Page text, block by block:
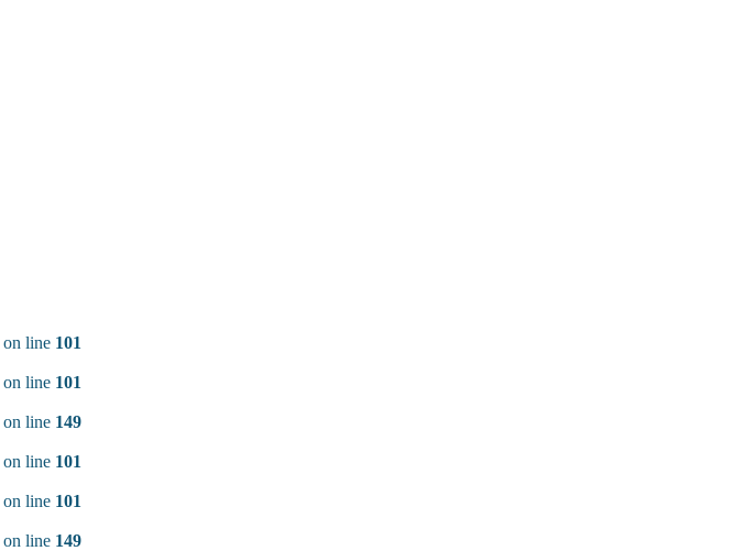
on line 101
on line 101
on line 149
on line 101
on line 101
on line 149